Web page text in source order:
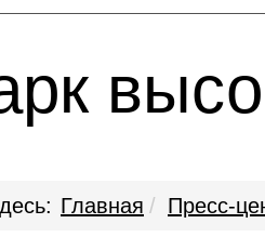
Главная Пресс-